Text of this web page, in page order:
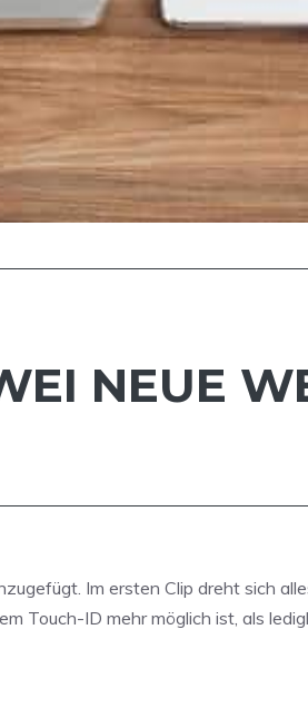
NEUE
Im ersten Clip dreht sich
Touch-ID mehr möglich ist, als